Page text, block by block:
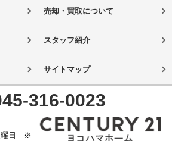
売却・買取について
スタッフ紹介
サイトマップ
316-0023
曜日 ※